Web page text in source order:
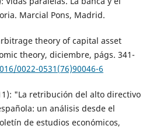
Marcial Pons, Madrid.
theory of capital asset
theory, diciembre, págs. 341-
0022-0531(76)90046-6
"La retribución del alto directivo
un análisis desde el
de estudios económicos,